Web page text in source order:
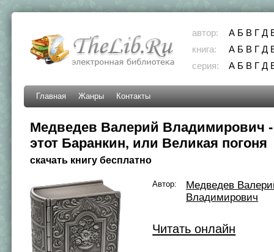
автор: А Б В Г Д
книга:
А Б В Г Д
серия:
А Б В Г Д
Главная Жанры Контакты
Медведев Валерий Владимирович
этот Баранкин, или Великая погоня
скачать книгу бесплатно
Автор:
Медведев
Владимирович
Читать онлайн